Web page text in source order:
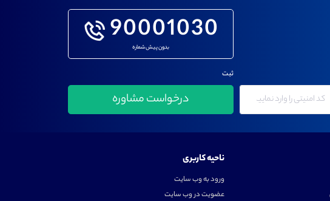
90001030
بدون پیش شماره
ثبت
ناحیه کاربری
ورود به وب سایت
عضویت در وب سایت